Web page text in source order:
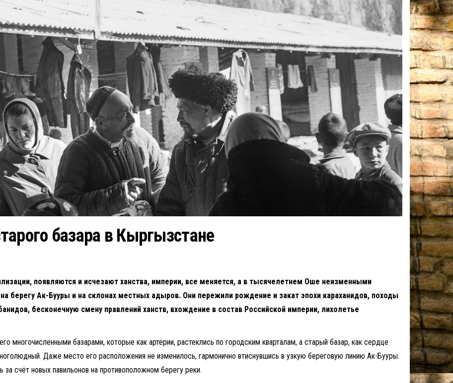
базара в Кыргызстане
появляются и исчезают ханства, империи, все меняется, а в тысячелетнем Оше неизменными
берегу Ак-Бууры и на склонах местных адыров. Они пережили рождение и закат эпохи караханидов, походы
бесконечную смену правлений ханств, вхождение в состав Российской империи, лихолетье
многочисленными базарами, которые как артерии, растеклись по городским кварталам, а старый базар, как сердце
Даже место его расположения не изменилось, гармонично втиснувшись в узкую береговую линию Ак-Бууры.
за счёт новых павильонов на противоположном берегу реки.